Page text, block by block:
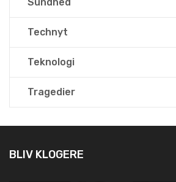
Technyt
Teknologi
Tragedier
BLIV KLOGERE